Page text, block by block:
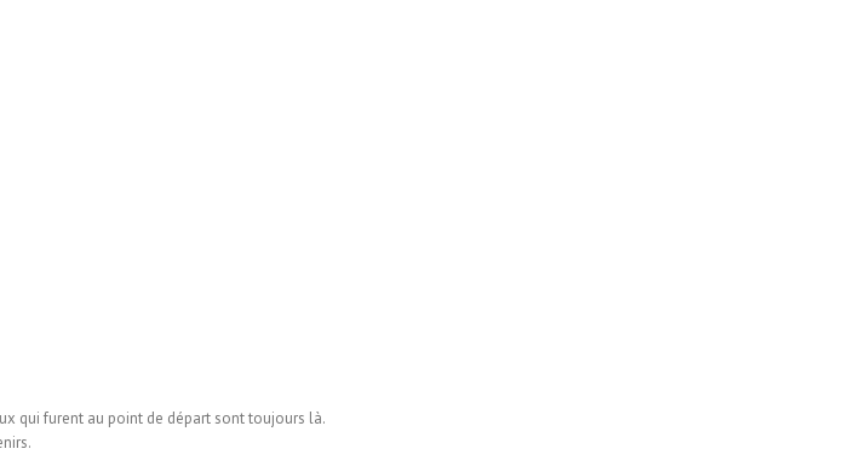
qui furent au point de départ sont toujours là.